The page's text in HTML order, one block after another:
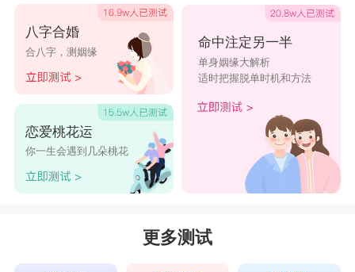
八字合婚
合八字，测姻缘
恋爱桃花运
你一生会遇到几朵桃花
命中注定另一半
单身姻缘大解析
适时把握脱单时机和方法
更多测试